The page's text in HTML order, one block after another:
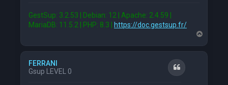
GestSup: 3.2.53 | Debian: 12 | Apache: 2.4.59 |
MariaDB: 11.5.2 | PHP: 8.3 |
https://doc.gestsup.fr/
a
u
FERRANI
Gsup LEVEL 0
Citation